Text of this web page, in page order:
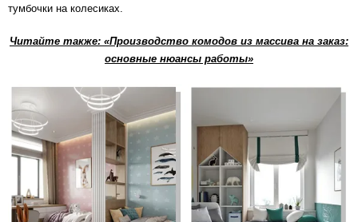
тумбочки на колесиках.
Читайте также: «Производство комодов из массива на заказ:
основные нюансы работы»